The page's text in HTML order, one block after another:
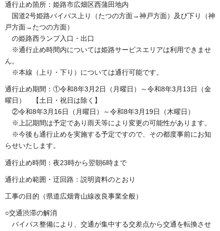
通行止め箇所：姫路市広畑区西蒲田地内
国道2号姫路バイパス上り（たつの方面→神戸方面）及び下り（神
戸方面→たつの方面）
の姫路西ランプ入口・出口
※通行止め時間内については姫路サービスエリアは利用できませ
ん。
※本線（上り・下り）については通行可能です。
通行止め期間：①令和8年3月2日（月曜日）～令和8年3月13日（金
曜日） 【土日・祝日は除く】
②令和8年3月16日（月曜日）～令和8年3月19日（木曜日）
※上記期間は予定であり雨天等により変更の可能性があります。
※今後も通行止めを実施する予定ですので、その都度事前にお知
らせいたします。
通行止め時間：夜23時から翌朝6時まで
通行止め範囲・迂回路：説明資料のとおり
工事の目的（県道広畑青山線改良事業全般）
○交通渋滞の解消
バイパス整備により、交通が集中する交差点から交通を転換させ